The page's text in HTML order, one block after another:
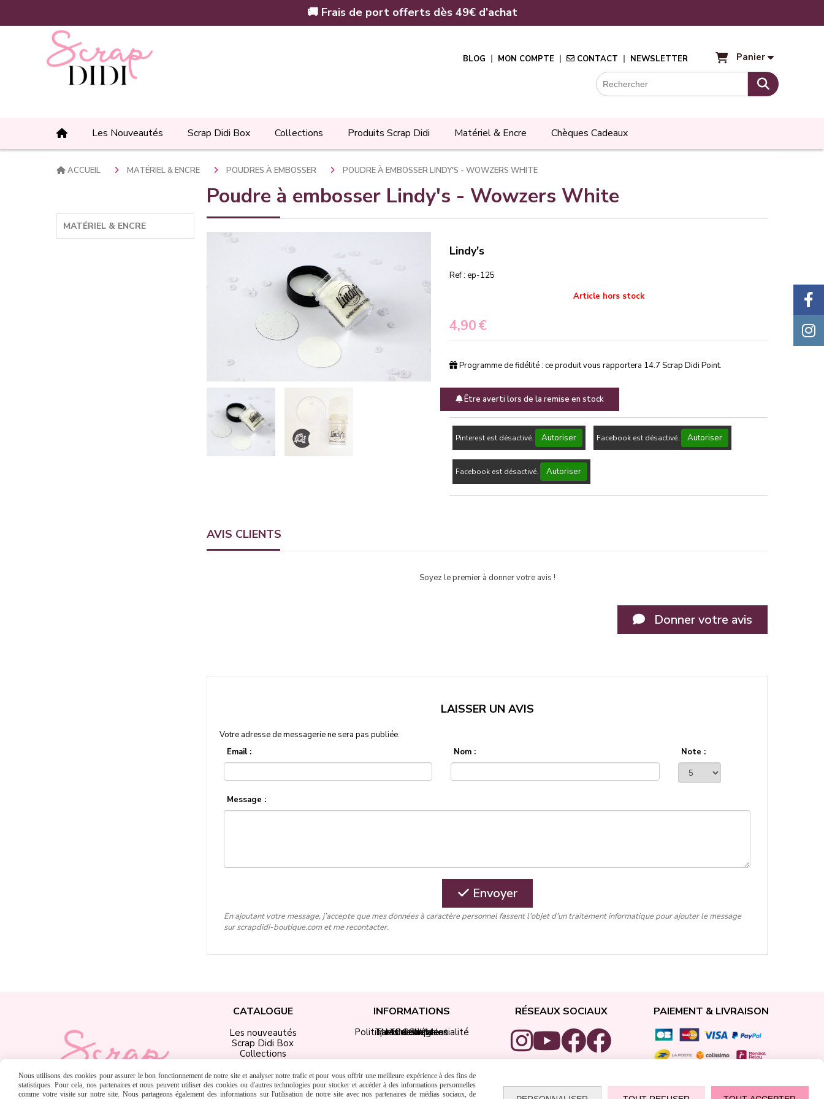
🚚 Frais de port offerts dès 49€ d’achat
BLOG MON COMPTE CONTACT NEWSLETTER Panier
Les Nouveautés Scrap Didi Box Collections Produits Scrap Didi Matériel & Encre Chèques Cadeaux
MATÉRIEL & ENCRE
ACCUEIL MATÉRIEL & ENCRE POUDRES À EMBOSSER POUDRE À EMBOSSER LINDY'S - WOWZERS WHITE
Poudre à embosser Lindy's - Wowzers White
Lindy's
Ref : ep-125
4,90€
Article hors stock
Programme de fidélité : ce produit vous rapportera 14.7 Scrap Didi Point.
Être averti lors de la remise en stock
Pinterest est désactivé. Autoriser Facebook est désactivé. Autoriser
Facebook est désactivé. Autoriser
AVIS CLIENTS
Soyez le premier à donner votre avis !
Donner votre avis
LAISSER UN AVIS
Votre adresse de messagerie ne sera pas publiée.
Email :
Nom : Note :
Message :
Envoyer
En ajoutant votre message, j’accepte que mes données à caractère personnel fassent l'objet d'un traitement informatique pour ajouter le message
sur scrapdidi-boutique.com et me recontacter.
CATALOGUE
Les nouveautés
Scrap Didi Box
Collections
Matériel & Encre
Chèques Cadeaux
INFORMATIONS
Contact
Mon compte
CGV
Politique de confidentialité
Mentions légales
Tarifs de livraison
RÉSEAUX SOCIAUX PAIEMENT & LIVRAISON
Nous utilisons des cookies pour assurer le bon fonctionnement de notre site et analyser notre trafic et pour vous offrir une meilleure expérience à des fins de
statistiques. Pour cela, nos partenaires et nous peuvent utiliser des cookies ou d'autres technologies pour stocker et accéder à des informations personnelles
comme votre visite sur notre site. Nous partageons également des informations sur l'utilisation de notre site avec nos partenaires de médias sociaux, de